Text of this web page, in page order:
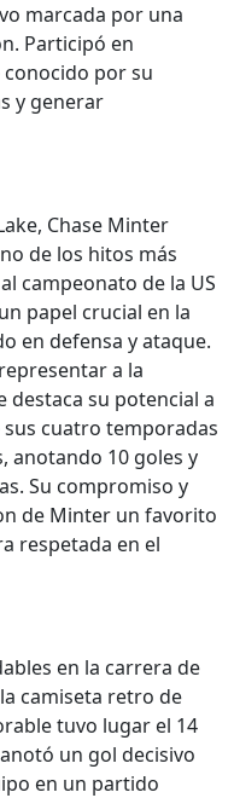
marcada por una
Participó en
por su
y generar
Chase Minter
de los hitos más
campeonato de la US
papel crucial en la
en defensa y ataque.
a la
destaca su potencial a
cuatro temporadas
anotando 10 goles y
Su compromiso y
de Minter un favorito
respetada en el
en la carrera de
camiseta retro de
tuvo lugar el 14
un gol decisivo
en un partido